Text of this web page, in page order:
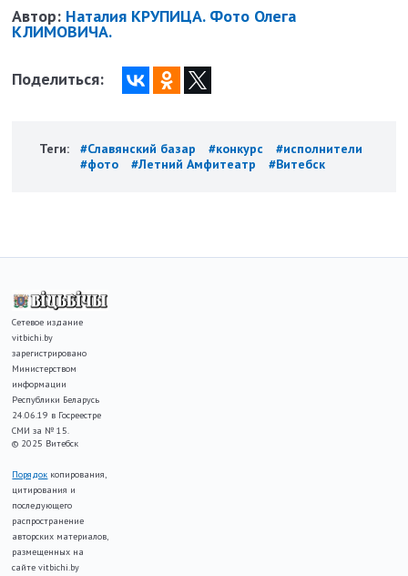
Автор: Наталия КРУПИЦА. Фото Олега
КЛИМОВИЧА.
Поделиться:
Теги: #Славянский базар #конкурс
#исполнители
#фото
#Летний Амфитеатр #Витебск
Сетевое издание
vitbichi.by
зарегистрировано
Министерством
информации
Республики Беларусь
24.06.19 в Госреестре
СМИ за № 15.
© 2025 Витебск
Порядок копирования,
цитирования и
последующего
распространение
авторских материалов,
размещенных на
сайте vitbichi.by